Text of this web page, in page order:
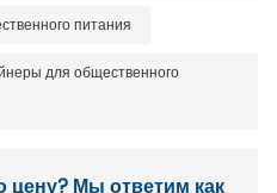
питания
для общественного
Мы ответим как